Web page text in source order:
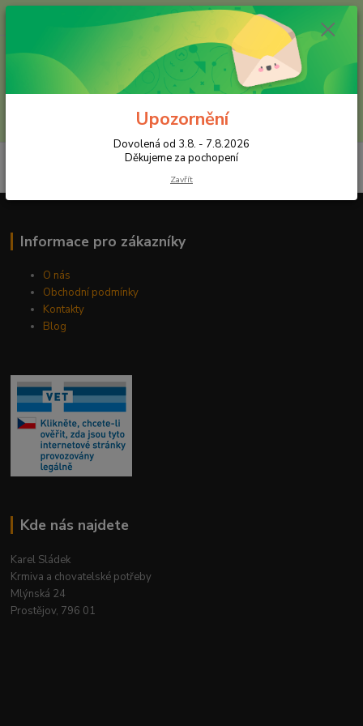
(Po-Pá, 8:30-16 hod.)
Informace pro zákazníky
O nás
Obchodní podmínky
Kontakty
Blog
Kde nás najdete
Karel Sládek
Krmiva a chovatelské potřeby
Mlýnská 24
Prostějov, 796 01
Upozornění
Dovolená od 3.8. - 7.8.2026
Děkujeme za pochopení
Zavřít